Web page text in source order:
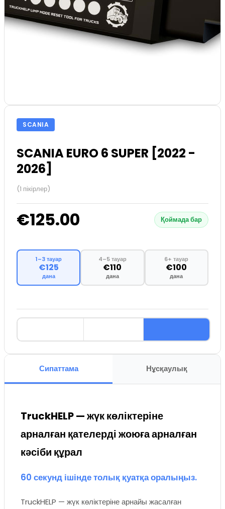
SCANIA
SCANIA EURO 6 SUPER [2022 -
2026]
(1 пікірлер)
€125.00 Қоймада бар
1–3 тауар
€125
дана
4–5 тауар
€110
дана
6+ тауар
€100
дана
Сипаттама Нұсқаулық
TruckHELP — жүк көліктеріне
арналған қателерді жоюға арналған
кәсіби құрал
60 секунд ішінде толық қуатқа оралыңыз.
TruckHELP — жүк көліктеріне арнайы жасалған